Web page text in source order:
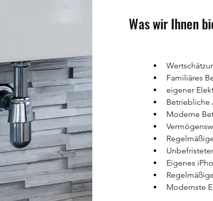
Was wir Ihnen
Familiäres
eigener
Betriebliche
Moderne
Eigenes
Modernste